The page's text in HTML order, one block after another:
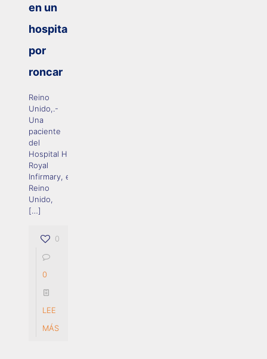
en un
hospital
por
roncar
Reino
Unido,.-
Una
paciente
del
Hospital Hull
Royal
Infirmary, en
Reino
Unido,
[…]
0
0
LEE
MÁS